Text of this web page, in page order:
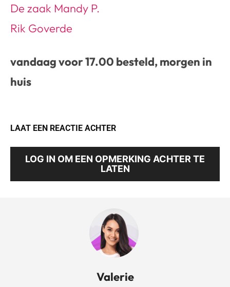
De zaak Mandy P.
Rik Goverde
vandaag voor 17.00 besteld, morgen in
huis
LAAT EEN REACTIE ACHTER
LOG IN OM EEN OPMERKING ACHTER TE
LATEN
Valerie